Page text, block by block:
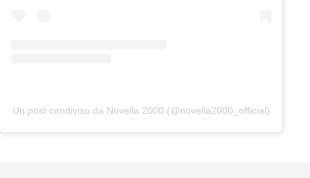
Un post condiviso da Novella 2000 (@novella2000_official)